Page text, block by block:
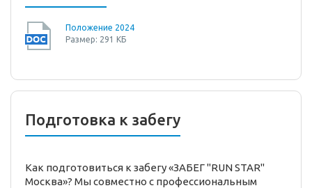
Положение 2024
Размер: 291 КБ
Подготовка к забегу
Как подготовиться к забегу «ЗАБЕГ "RUN STAR"
Москва»? Мы совместно с профессиональным